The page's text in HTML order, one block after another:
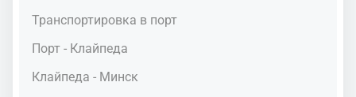
Транспортировка в порт
Порт - Клайпеда
Клайпеда - Минск